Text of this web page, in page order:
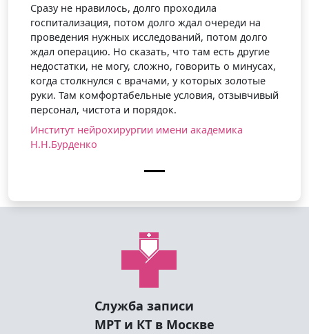
Сразу не нравилось, долго проходила
госпитализация, потом долго ждал очереди на
проведения нужных исследований, потом долго
ждал операцию. Но сказать, что там есть другие
недостатки, не могу, сложно, говорить о минусах,
когда столкнулся с врачами, у которых золотые
руки. Там комфортабельные условия, отзывчивый
персонал, чистота и порядок.
Институт нейрохирургии имени академика
Н.Н.Бурденко
Служба записи
МРТ и КТ в Москве